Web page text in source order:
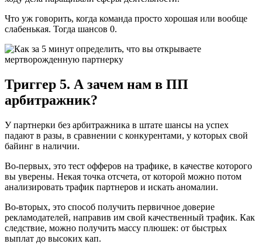
Что уж говорить, когда команда просто хорошая или вообще
слабенькая. Тогда шансов 0.
Триггер 5. А зачем нам в ПП
арбитражник?
У партнерки без арбитражника в штате шансы на успех
падают в разы, в сравнении с конкурентами, у которых свой
байинг в наличии.
Во-первых, это тест офферов на трафике, в качестве которого
вы уверены. Некая точка отсчета, от которой можно потом
анализировать трафик партнеров и искать аномалии.
Во-вторых, это способ получить первичное доверие
рекламодателей, направив им свой качественный трафик. Как
следствие, можно получить массу плюшек: от быстрых
выплат до высоких кап.